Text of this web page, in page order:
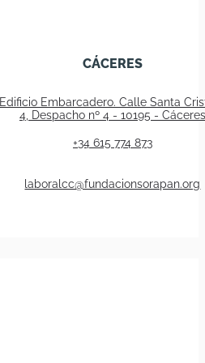
CÁCERES
Edificio Embarcadero. Calle Santa
4, Despacho nº 4 - 10195 - Cáceres
+34 615 774 873
laboralcc@fundacionsorapan.org